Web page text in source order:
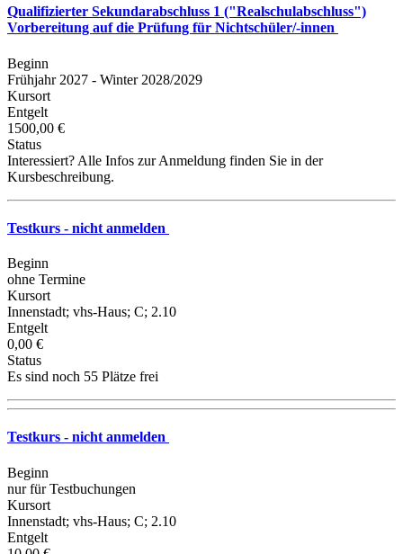
Qualifizierter Sekundarabschluss 1 ("Realschulabschluss")
Vorbereitung auf die Prüfung für Nichtschüler/-innen
Beginn
Frühjahr 2027 - Winter 2028/2029
Kursort
Entgelt
1500,00 €
Status
Interessiert? Alle Infos zur Anmeldung finden Sie in der
Kursbeschreibung.
Testkurs - nicht anmelden
Beginn
ohne Termine
Kursort
Innenstadt; vhs-Haus; C; 2.10
Entgelt
0,00 €
Status
Es sind noch 55 Plätze frei
Testkurs - nicht anmelden
Beginn
nur für Testbuchungen
Kursort
Innenstadt; vhs-Haus; C; 2.10
Entgelt